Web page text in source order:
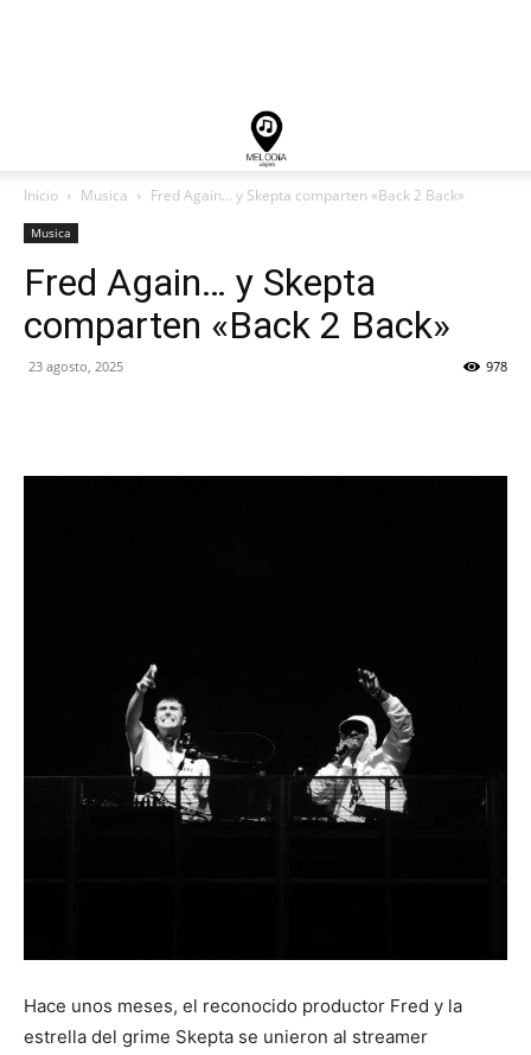
Inicio Musica Fred Again… y Skepta comparten «Back 2 Back»
Musica
Fred Again… y Skepta
comparten «Back 2 Back»
23 agosto, 2025 978
Hace unos meses, el reconocido productor Fred y la
estrella del grime Skepta se unieron al streamer